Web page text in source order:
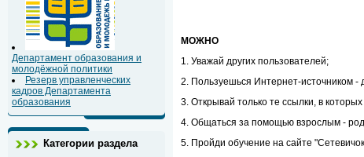
Департамент образования и
молодёжной политики
Резерв управленческих
кадров Департамента
образования
Категории раздела
МОЖНО
1. Уважай других пользователей;
2. Пользуешься Интернет-источником -
3. Открывай только те ссылки, в
4. Общаться за помощью взрослым -
5. Пройди обучение на сайте